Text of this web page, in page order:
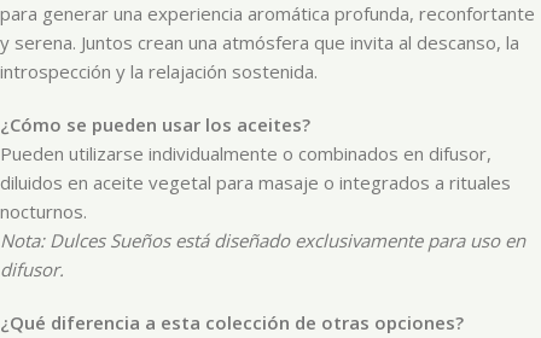
para generar una experiencia aromática profunda, reconfortante
y serena. Juntos crean una atmósfera que invita al descanso, la
introspección y la relajación sostenida.
¿Cómo se pueden usar los aceites?
Pueden utilizarse individualmente o combinados en difusor,
diluidos en aceite vegetal para masaje o integrados a rituales
nocturnos.
Nota: Dulces Sueños está diseñado exclusivamente para uso en
difusor.
¿Qué diferencia a esta colección de otras opciones?